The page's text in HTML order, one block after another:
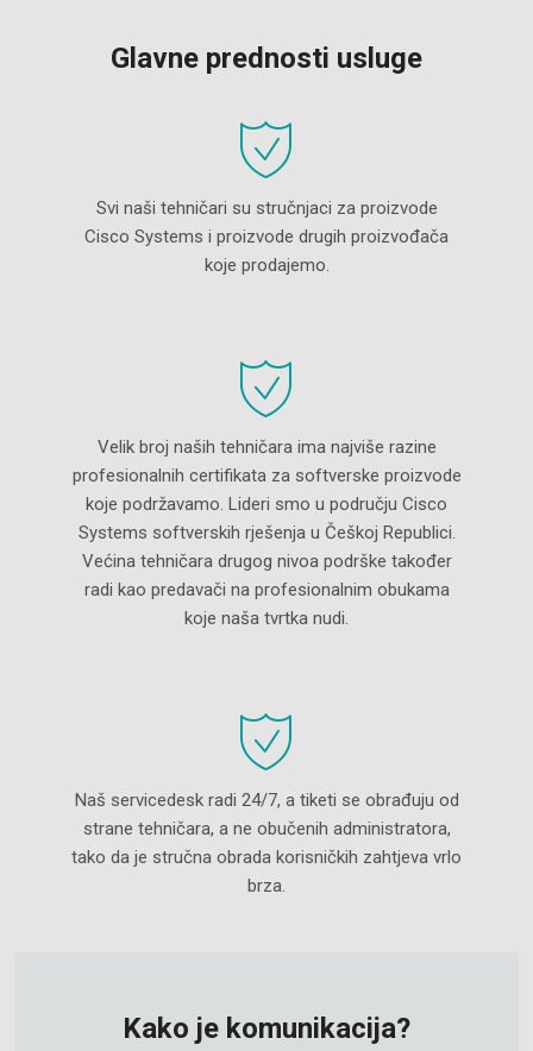
Glavne prednosti usluge
Svi naši tehničari su stručnjaci za proizvode
Cisco Systems i proizvode drugih proizvođača
koje prodajemo.
Velik broj naših tehničara ima najviše razine
profesionalnih certifikata za softverske proizvode
koje podržavamo. Lideri smo u području Cisco
Systems softverskih rješenja u Češkoj Republici.
Većina tehničara drugog nivoa podrške također
radi kao predavači na profesionalnim obukama
koje naša tvrtka nudi.
Naš servicedesk radi 24/7, a tiketi se obrađuju od
strane tehničara, a ne obučenih administratora,
tako da je stručna obrada korisničkih zahtjeva vrlo
brza.
Kako je komunikacija?